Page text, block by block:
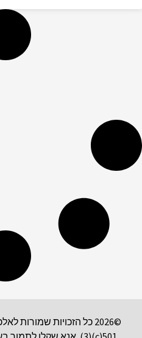
©2026 כל הזכויות שמורות